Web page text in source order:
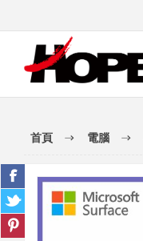
首頁 電腦